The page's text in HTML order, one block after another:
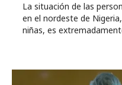
La situación de las
en el nordeste de
niñas, es